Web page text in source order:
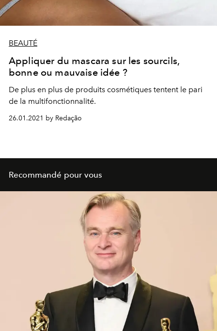
BEAUTÉ
Appliquer du mascara sur les sourcils,
bonne ou mauvaise idée ?
De plus en plus de produits cosmétiques tentent le pari
de la multifonctionnalité.
26.01.2021 by Redação
Recommandé pour vous